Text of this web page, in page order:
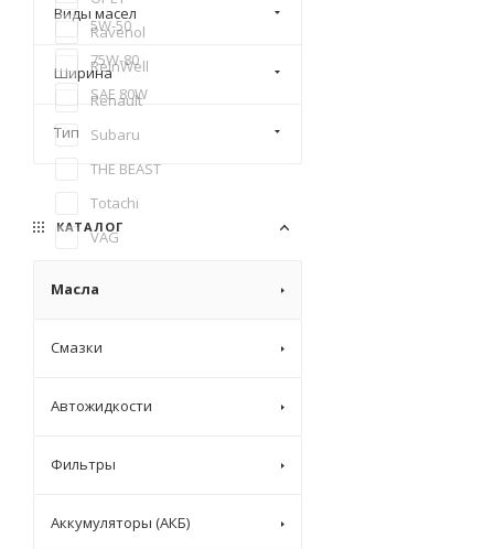
Ravenol
ReinWell
Renault
Subaru
THE BEAST
Totachi
VAG
5W-50
75W-80
SAE 80W
Виды масел
Ширина
Тип
КАТАЛОГ
Масла
Смазки
Автожидкости
Фильтры
Аккумуляторы (АКБ)